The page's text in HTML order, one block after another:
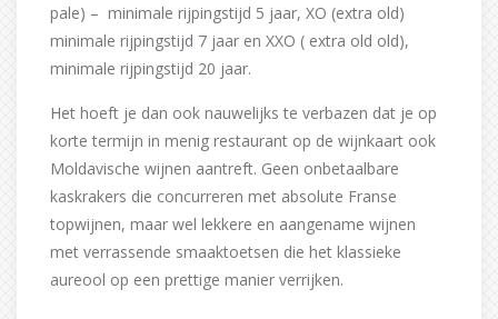
pale) – minimale rijpingstijd 5 jaar, XO (extra old)
minimale rijpingstijd 7 jaar en XXO ( extra old old),
minimale rijpingstijd 20 jaar.
Het hoeft je dan ook nauwelijks te verbazen dat je op
korte termijn in menig restaurant op de wijnkaart ook
Moldavische wijnen aantreft. Geen onbetaalbare
kaskrakers die concurreren met absolute Franse
topwijnen, maar wel lekkere en aangename wijnen
met verrassende smaaktoetsen die het klassieke
aureool op een prettige manier verrijken.